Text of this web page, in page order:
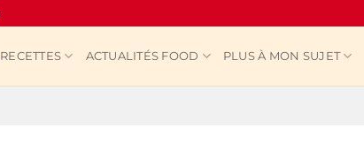
RECETTES ACTUALITÉS FOOD PLUS À MON SUJET